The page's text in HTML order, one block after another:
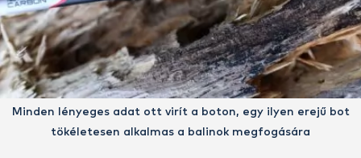
Minden lényeges adat ott virít a boton, egy ilyen erejű bot
tökéletesen alkalmas a balinok megfogására